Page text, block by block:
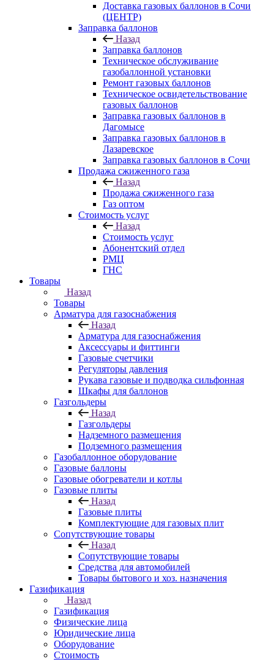
Доставка газовых баллонов в Сочи
(ЦЕНТР)
Заправка баллонов
Назад
Заправка баллонов
Техническое обслуживание
газобаллонной установки
Pемонт газовых баллонов
Техническое освидетельствование
газовых баллонов
Заправка газовых баллонов в
Дагомысе
Заправка газовых баллонов в
Лазаревское
Заправка газовых баллонов в Сочи
Продажа сжиженного газа
Назад
Продажа сжиженного газа
Газ оптом
Стоимость услуг
Назад
Стоимость услуг
Абонентский отдел
РМЦ
ГНС
Товары
Назад
Товары
Арматура для газоснабжения
Назад
Арматура для газоснабжения
Аксессуары и фиттинги
Газовые счетчики
Регуляторы давления
Рукава газовые и подводка сильфонная
Шкафы для баллонов
Газгольдеры
Назад
Газгольдеры
Надземного размещения
Подземного размещения
Газобаллонное оборудование
Газовые баллоны
Газовые обогреватели и котлы
Газовые плиты
Назад
Газовые плиты
Комплектующие для газовых плит
Сопутствующие товары
Назад
Сопутствующие товары
Средства для автомобилей
Товары бытового и хоз. назначения
Газификация
Назад
Газификация
Физические лица
Юридические лица
Оборудование
Стоимость